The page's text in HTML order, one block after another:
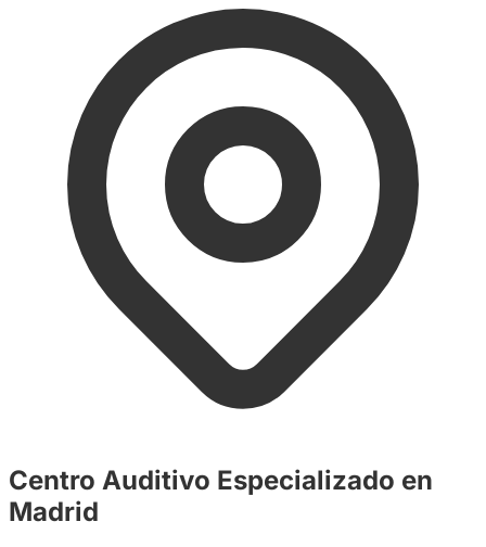
Centro Auditivo Especializado en
Madrid